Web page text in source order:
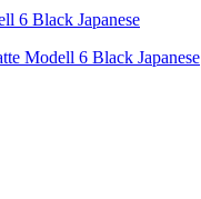
Modell 6 Black Japanese